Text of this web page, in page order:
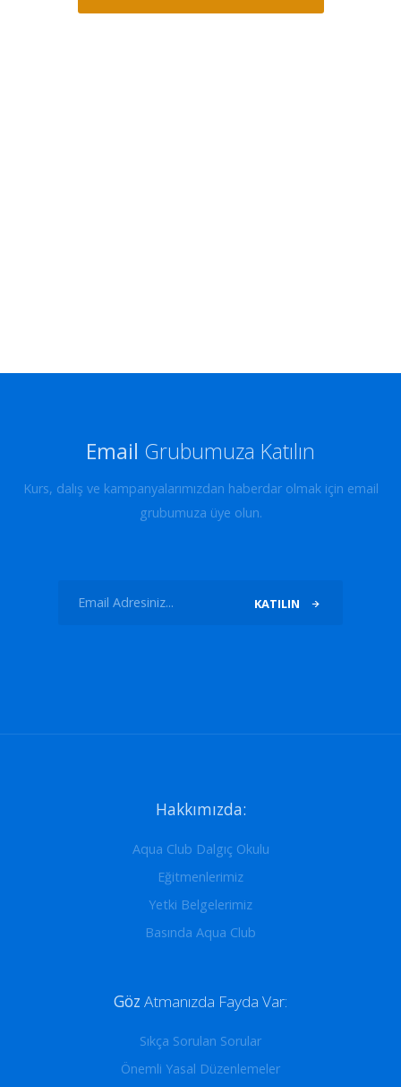
Email Grubumuza Katılın
Kurs, dalış ve kampanyalarımızdan haberdar olmak için email
grubumuza üye olun.
KATILIN
Hakkımızda:
Aqua Club Dalgıç Okulu
Eğitmenlerimiz
Yetki Belgelerimiz
Basında Aqua Club
Göz Atmanızda Fayda Var:
Sıkça Sorulan Sorular
Önemli Yasal Düzenlemeler